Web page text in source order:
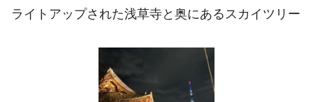
ライトアップされた浅草寺と奥にあるスカイツリー